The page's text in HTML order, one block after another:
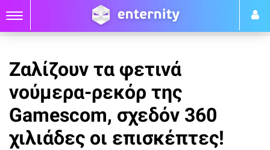
Ζαλίζουν τα φετινά
νούμερα-ρεκόρ της
Gamescom, σχεδόν 360
χιλιάδες οι επισκέπτες!